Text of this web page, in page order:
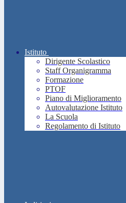
Istituto
Dirigente Scolastico
Staff Organigramma
Formazione
PTOF
Piano di Miglioramento
Autovalutazione Istituto
La Scuola
Regolamento di Istituto